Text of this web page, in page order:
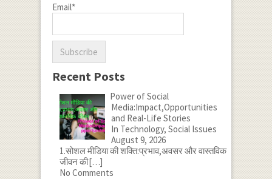
Email*
Recent Posts
Power of Social
Media:Impact,Opportunities
and Real-Life Stories
In Technology, Social Issues
August 9, 2026
1.सोशल मीडिया की शक्ति:प्रभाव,अवसर और वास्तविक
जीवन की[…]
No Comments